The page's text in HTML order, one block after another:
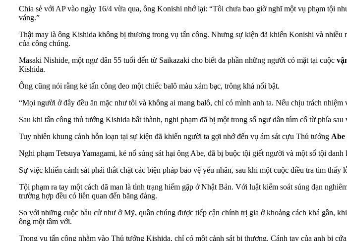
Chia sẻ với AP vào ngày 16/4 vừa qua, ông Konishi nhớ lại: “Tôi chưa bao giờ nghĩ một vụ phạm tội
váng.”
Thật may là ông Kishida không bị thương trong vụ tấn công. Nhưng sự kiện đã khiến Konishi và
của công chúng.
Masaki Nishide, một ngư dân 55 tuổi đến từ Saikazaki cho biết đa phần những người có mặt tại cuộc
Kishida.
Ông cũng nói rằng kẻ tấn công đeo một chiếc balô màu xám bạc, trông khá nổi bật.
“Mọi người ở đây đều ăn mặc như tôi và không ai mang balô, chỉ có mình anh ta. Nếu chịu trách
Sau khi tấn công thủ tướng Kishida bất thành, nghi phạm đã bị một trong số ngư dân túm cổ từ phía
Tuy nhiên khung cảnh hỗn loạn tại sự kiện đã khiến người ta gợi nhớ đến vụ ám sát cựu Thủ tướng Abe
Nghi phạm Tetsuya Yamagami, kẻ nổ súng sát hại ông Abe, đã bị buộc tội giết người và một số tội
Sự việc khiến cảnh sát phải thắt chặt các biện pháp bảo vệ yếu nhân, sau khi một cuộc điều tra tìm thấy
Tội phạm ra tay một cách dã man là tình trạng hiếm gặp ở Nhật Bản. Với luật kiểm soát súng đạn
trường hợp đều có liên quan đến băng đảng.
So với những cuộc bầu cử như ở Mỹ, quần chúng được tiếp cận chính trị gia ở khoảng cách khá gần,
ông một tầm với.
Trong vụ tấn công nhằm vào Thủ tướng Kishida, chỉ có một cảnh sát bị thương. Cánh tay của anh bị